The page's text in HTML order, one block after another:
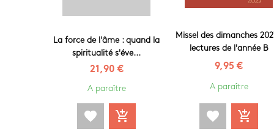
La force de l'âme : quand la
spiritualité s'éve...
21,90 €
A paraître
favorite add_shopping_cart
Missel des dimanches
lectures de l'année B
9,95 €
A paraître
favorite add_shopping_cart